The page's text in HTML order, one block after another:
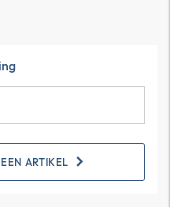
ARTIKEL